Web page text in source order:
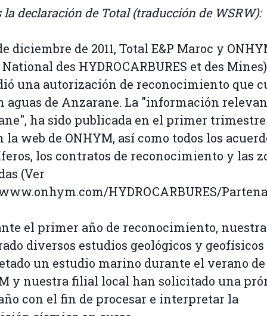
la declaración de Total (traducción de WSRW):
diciembre de 2011, Total E&P Maroc y
des HYDROCARBURES et des
una autorización de reconocimiento que
aguas de Anzarane. La "información
ha sido publicada en el primer trimestre
la web de ONHYM, así como todos los
los contratos de reconocimiento y las
(Ver
HYDROCARBURES/
el primer año de reconocimiento,
diversos estudios geológicos y
un estudio marino durante el verano de
y nuestra filial local han solicitado una
con el fin de procesar e interpretar la